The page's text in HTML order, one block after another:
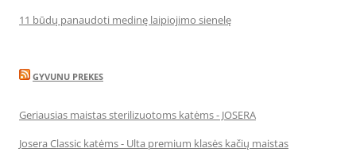
11 būdų panaudoti medinę laipiojimo sienelę
GYVUNU PREKES
Geriausias maistas sterilizuotoms katėms - JOSERA
Josera Classic katėms - Ulta premium klasės kačių maistas